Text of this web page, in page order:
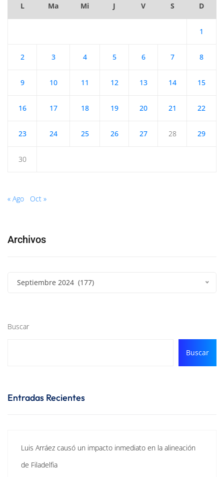
L Ma Mi J V S D
1
2 3 4 5 6 7 8
9 10 11 12 13 14 15
16 17 18 19 20 21 22
23 24 25 26 27 28 29
30
« Ago Oct »
Archivos
Septiembre 2024 (177)
Buscar
Buscar
Entradas Recientes
Luis Arráez causó un impacto inmediato en la alineación
de Filadelfia